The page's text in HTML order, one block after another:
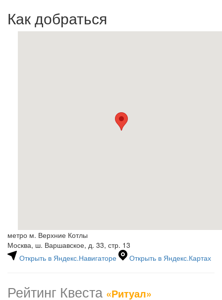
Как добраться
метро м. Верхние Котлы
Москва, ш. Варшавское, д. 33, стр. 13
Открыть в Яндекс.Навигаторе
Открыть в Яндекс.Картах
Рейтинг Квеста «Ритуал»